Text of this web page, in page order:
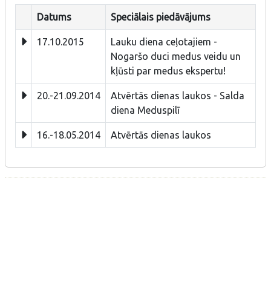
Datums Speciālais piedāvājums
17.10.2015
Lauku diena ceļotajiem -
Nogaršo duci medus veidu un
kļūsti par medus ekspertu!
20.-21.09.2014
Atvērtās dienas laukos - Salda
diena Meduspilī
16.-18.05.2014 Atvērtās dienas laukos